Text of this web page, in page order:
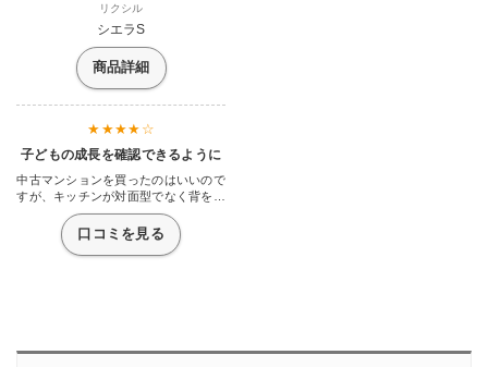
リクシル
シエラS
商品詳細
子どもの成長を確認できるように
中古マンションを買ったのはいいので
すが、キッチンが対面型でなく背を向
けるタイプでした。そのためリビング
にいる子ども達の様子が見えなくてヒ
ヤヒヤしていました。このままでは料
理に集中出来ない！そう思って遂にリ
口コミを見る